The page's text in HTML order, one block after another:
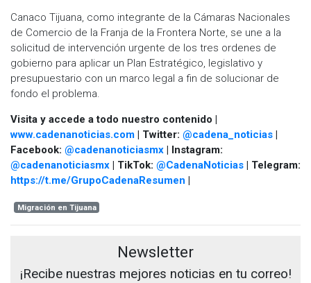
Canaco Tijuana, como integrante de la Cámaras Nacionales
de Comercio de la Franja de la Frontera Norte, se une a la
solicitud de intervención urgente de los tres ordenes de
gobierno para aplicar un Plan Estratégico, legislativo y
presupuestario con un marco legal a fin de solucionar de
fondo el problema.
Visita y accede a todo nuestro contenido |
www.cadenanoticias.com | Twitter: @cadena_noticias |
Facebook: @cadenanoticiasmx | Instagram:
@cadenanoticiasmx | TikTok: @CadenaNoticias | Telegram:
https://t.me/GrupoCadenaResumen |
Migración en Tijuana
Newsletter
¡Recibe nuestras mejores noticias en tu correo!